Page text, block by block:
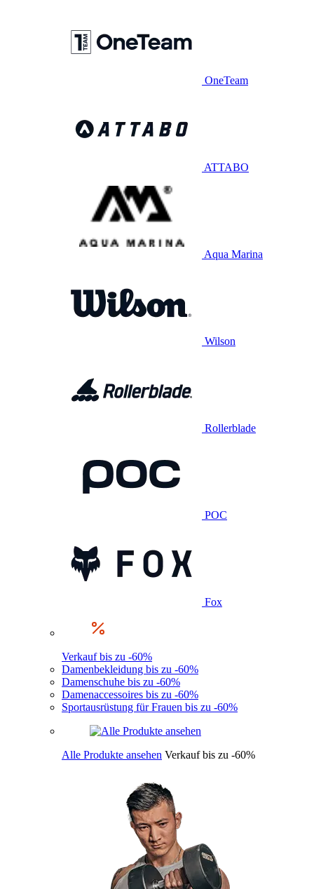
OneTeam
ATTABO
Aqua Marina
Wilson
Rollerblade
POC
Fox
Verkauf bis zu -60%
Damenbekleidung bis zu -60%
Damenschuhe bis zu -60%
Damenaccessoires bis zu -60%
Sportausrüstung für Frauen bis zu -60%
Alle Produkte ansehen Verkauf bis zu -60%